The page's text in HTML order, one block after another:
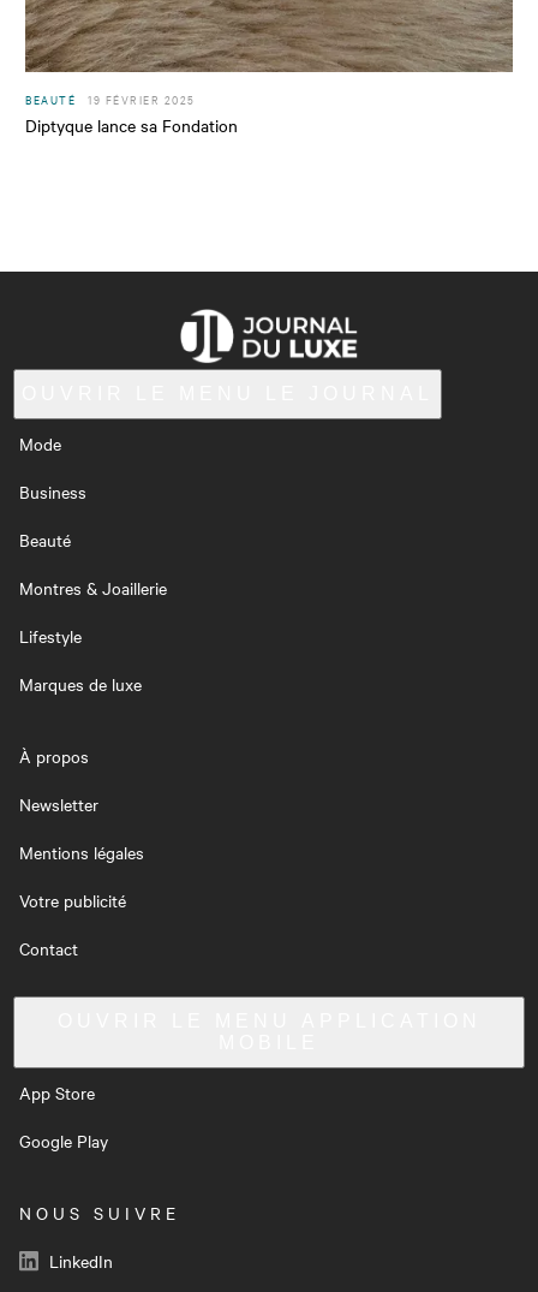
BEAUTÉ 19 FÉVRIER 2025
Diptyque lance sa Fondation
Mode
Business
Beauté
Montres & Joaillerie
Lifestyle
Marques de luxe
À propos
Newsletter
Mentions légales
Votre publicité
Contact
App Store
Google Play
NOUS SUIVRE
LinkedIn